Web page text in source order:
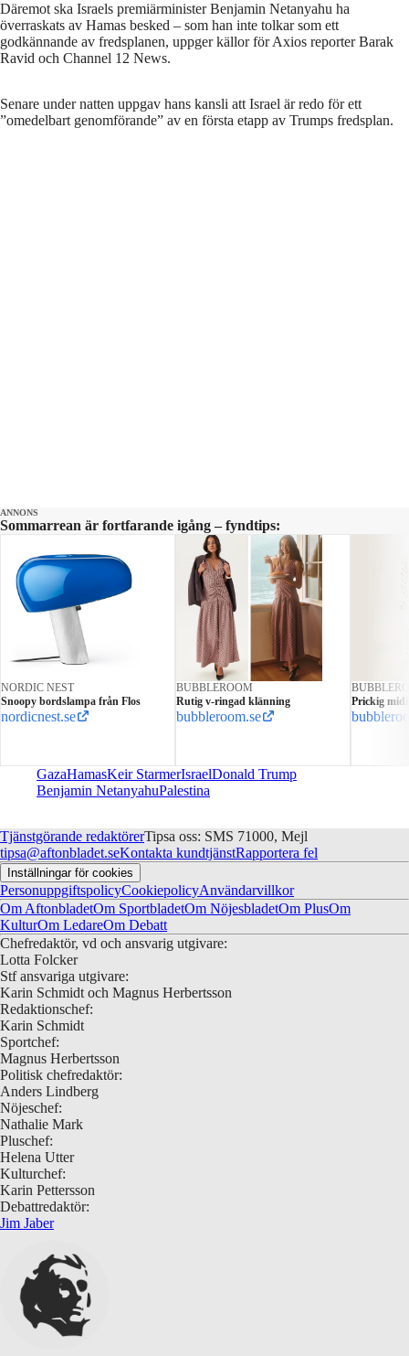
Däremot ska Israels premiärminister Benjamin Netanyahu ha
överraskats av Hamas besked – som han inte tolkar som ett
godkännande av fredsplanen, uppger källor för Axios reporter Barak
Ravid och Channel 12 News.
Senare under natten uppgav hans kansli att Israel är redo för ett
”omedelbart genomförande” av en första etapp av Trumps fredsplan.
ANNONS
Sommarrean är fortfarande igång – fyndtips:
NORDIC NEST
Snoopy bordslampa från Flos
nordicnest.se
BUBBLEROOM
Rutig v-ringad klänning
bubbleroom.se
Prickig
GazaHamasKeir StarmerIsraelDonald Trump
Benjamin NetanyahuPalestina
Tjänstgörande redaktörerTipsa oss: SMS 71000, Mejl
tipsa@aftonbladet.seKontakta kundtjänstRapportera fel
Inställningar för cookies
PersonuppgiftspolicyCookiepolicyAnvändarvillkor
Om AftonbladetOm SportbladetOm NöjesbladetOm PlusOm
KulturOm LedareOm Debatt
Chefredaktör, vd och ansvarig utgivare:
Lotta Folcker
Stf ansvariga utgivare:
Karin Schmidt och Magnus Herbertsson
Redaktionschef:
Karin Schmidt
Sportchef:
Magnus Herbertsson
Politisk chefredaktör:
Anders Lindberg
Nöjeschef:
Nathalie Mark
Pluschef:
Helena Utter
Kulturchef:
Karin Pettersson
Debattredaktör:
Jim Jaber